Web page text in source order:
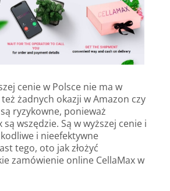
cenie w Polsce nie ma w
żadnych okazji w Amazon czy
ryzykowne, ponieważ
wszędzie. Są w wyższej cenie i
i nieefektywne
tego, oto jak złożyć
zamówienie online CellaMax w